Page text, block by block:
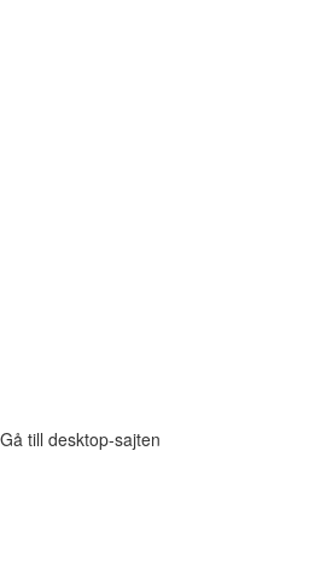
Gå till desktop-sajten